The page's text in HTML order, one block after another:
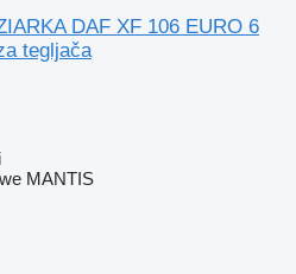
DAF XF 106 EURO 6
tegljača
MANTIS